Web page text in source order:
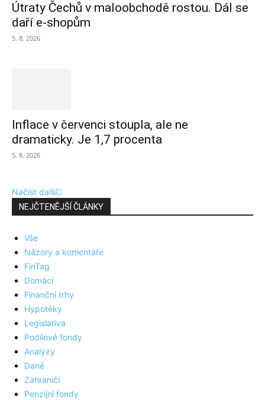
Útraty Čechů v maloobchodě rostou. Dál se
daří e-shopům
5. 8. 2026
Inflace v červenci stoupla, ale ne
dramaticky. Je 1,7 procenta
5. 8. 2026
Načíst další
NEJČTENĚJŠÍ ČLÁNKY
Vše
Názory a komentáře
FinTag
Domácí
Finanční trhy
Hypotéky
Legislativa
Podílové fondy
Analýzy
Daně
Zahraničí
Penzijní fondy